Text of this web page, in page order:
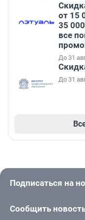
от 15
35
все
До 31
До 31
Подписаться на
Сообщить